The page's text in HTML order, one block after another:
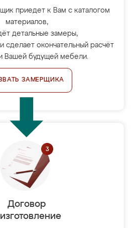
приедет к Вам с каталогом
материалов,
детальные замеры,
сделает окончательный расчёт
Вашей будущей мебели.
ЗАМЕРЩИКА
Договор